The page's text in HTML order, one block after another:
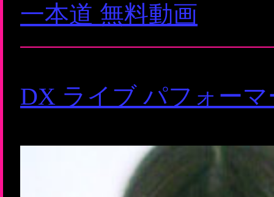
一本道 無料動画
DX ライブ パフォー